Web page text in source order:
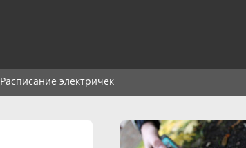
Расписание электричек